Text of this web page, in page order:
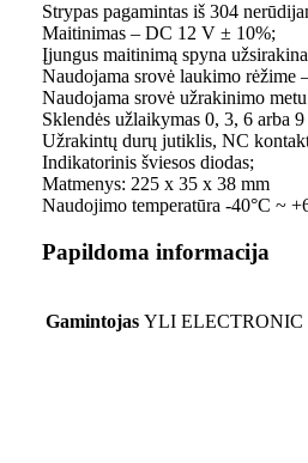
Strypas pagamintas iš 304
Maitinimas – DC 12 V ± 10%;
Įjungus maitinimą spyna
Naudojama srovė laukimo rėžime
Naudojama srovė užrakinimo
Sklendės užlaikymas 0, 3, 6 arba 9
Užrakintų durų jutiklis, NC
Indikatorinis šviesos diodas;
Matmenys: 225 x 35 x 38 mm
Naudojimo temperatūra -40°C ~
Papildoma informacija
Gamintojas YLI ELECTRONIC